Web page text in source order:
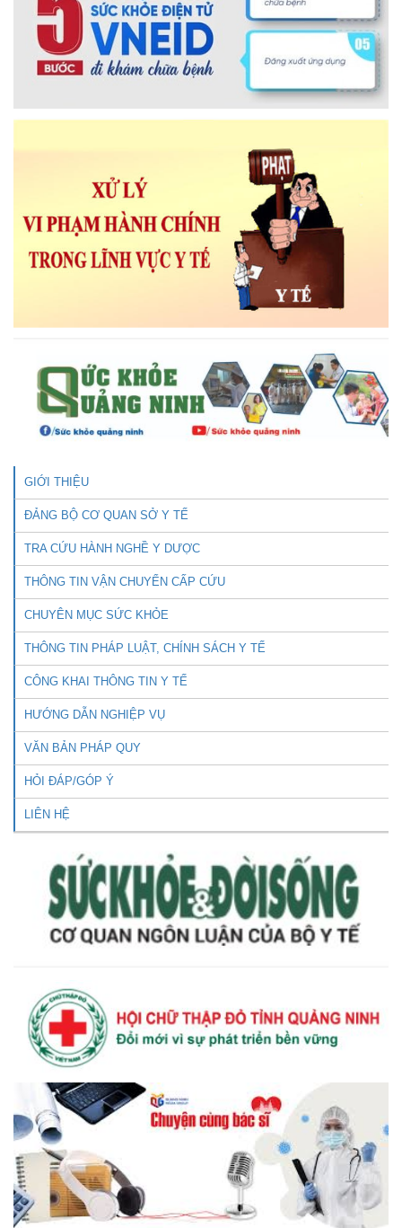
GIỚI THIỆU
ĐẢNG BỘ CƠ QUAN SỞ Y TẾ
TRA CỨU HÀNH NGHỀ Y DƯỢC
THÔNG TIN VẬN CHUYỂN CẤP CỨU
CHUYÊN MỤC SỨC KHỎE
THÔNG TIN PHÁP LUẬT, CHÍNH SÁCH Y TẾ
CÔNG KHAI THÔNG TIN Y TẾ
HƯỚNG DẪN NGHIỆP VỤ
VĂN BẢN PHÁP QUY
HỎI ĐÁP/GÓP Ý
LIÊN HỆ